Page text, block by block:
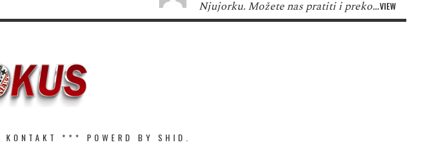
Njujorku. Možete nas pratiti i preko…VIEW
KONTAKT *** POWERD BY SHID.